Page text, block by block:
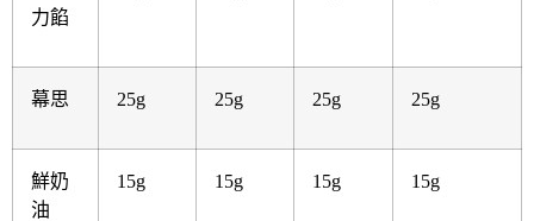
力餡
幕思 25g 25g 25g 25g
鮮奶
油
15g 15g 15g 15g